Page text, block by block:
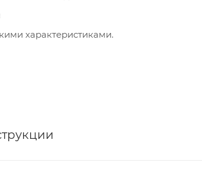
характеристиками.